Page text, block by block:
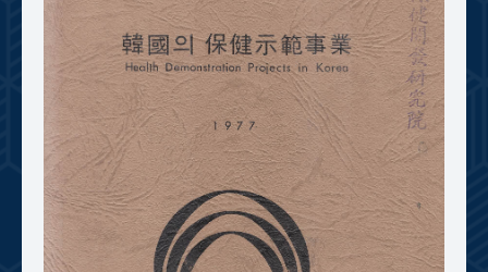
주년 기념
성과 50선 숫자로 보는 50년 50+1주년 광장
세계와 함께 한 KIHASA
VR 역사관